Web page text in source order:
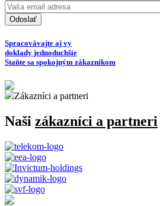
Spracovávajte aj vy
doklady jednoduchšie
Staňte sa spokojným zákazníkom
Zákazníci a partneri
Naši zákazníci a partneri